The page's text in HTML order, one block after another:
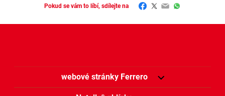
Pokud se vám to líbí, sdílejte na Facebook
Twitter
EmailWhatsApp
webové stránky Ferrero